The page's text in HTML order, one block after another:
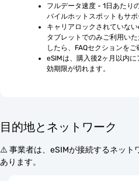
フルデータ速度 - 1日あたり
バイルホットスポットもサポ
キャリアロックされていな
タブレットでのみご利用い
したら、FAQセクションをご
eSIMは、購入後2ヶ月以内
効期限が切れます。
目的地とネットワーク
⚠️ 事業者は、eSIMが接続するネット
あります。